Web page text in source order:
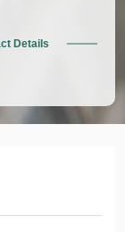
Details